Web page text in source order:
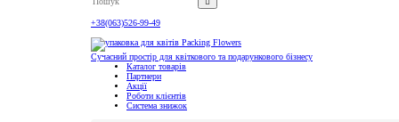
+38(063)526-99-49
Сучасний простір для квіткового та подарункового бізнесу
Каталог товарів
Партнери
Акції
Роботи клієнтів
Система знижок